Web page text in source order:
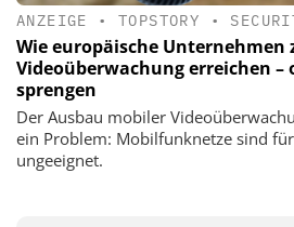
ANZEIGE •TOPSTORY •
Wie europäische Unternehmen
Videoüberwachung erreichen –
sprengen
Der Ausbau mobiler
ein Problem: Mobilfunknetze sind
ungeeignet.